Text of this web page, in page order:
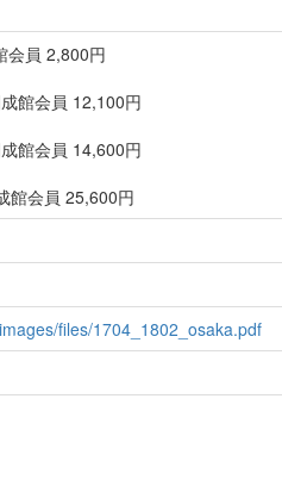
会員 2,800円
館会員 12,100円
館会員 14,600円
館会員 25,600円
files/1704_1802_osaka.pdf